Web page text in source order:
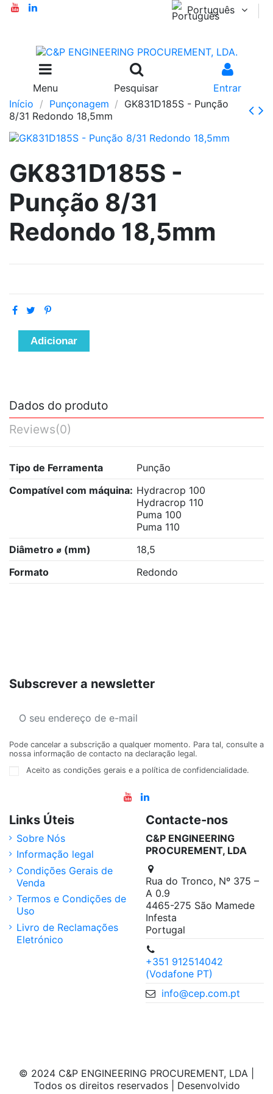
Português
Menu Pesquisar
Entrar
Início
Punçonagem
GK831D185S - Punção
8/31 Redondo 18,5mm
GK831D185S -
Punção 8/31
Redondo 18,5mm
Adicionar
Dados do produto
Reviews(0)
Tipo de Ferramenta
Punção
Compatível com máquina: Hydracrop 100
Hydracrop 110
Puma 100
Puma 110
Diâmetro ⌀ (mm)
18,5
Formato
Redondo
Subscrever a newsletter
Pode cancelar a subscrição a qualquer momento. Para tal, consulte a
nossa informação de contacto na declaração legal.
Aceito as condições gerais e a política de confidencialidade.
Links Úteis
Sobre Nós
Informação legal
Condições Gerais de
Venda
Termos e Condições de
Uso
Livro de Reclamações
Eletrónico
Contacte-nos
C&P ENGINEERING
PROCUREMENT, LDA
Rua do Tronco, Nº 375 –
A 0.9
4465-275 São Mamede
Infesta
Portugal
+351 912514042
(Vodafone PT)
info@cep.com.pt
© 2024 C&P ENGINEERING PROCUREMENT, LDA |
Todos os direitos reservados | Desenvolvido